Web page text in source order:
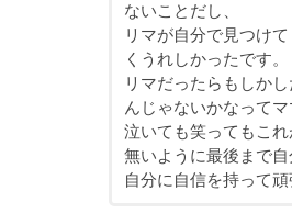
ないことだし、
リマが自分で見つけ
くうれしかったです。
リマだったらもしか
んじゃないかなってマ
泣いても笑ってもこ
無いように最後まで自
自分に自信を持って頑